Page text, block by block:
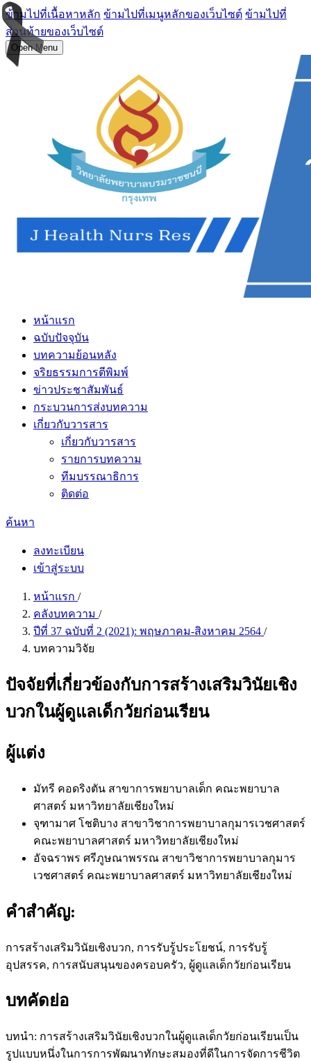
ข้ามไปที่เนื้อหาหลัก ข้ามไปที่เมนูหลักของเว็บไซต์ ข้ามไปที่
ส่วนท้ายของเว็บไซต์
Open Menu
หน้าแรก
ฉบับปัจจุบัน
บทความย้อนหลัง
จริยธรรมการตีพิมพ์
ข่าวประชาสัมพันธ์
กระบวนการส่งบทความ
เกี่ยวกับวารสาร
เกี่ยวกับวารสาร
รายการบทความ
ทีมบรรณาธิการ
ติดต่อ
ค้นหา
ลงทะเบียน
เข้าสู่ระบบ
หน้าแรก /
คลังบทความ /
ปีที่ 37 ฉบับที่ 2 (2021): พฤษภาคม-สิงหาคม 2564 /
บทความวิจัย
ปัจจัยที่เกี่ยวข้องกับการสร้างเสริมวินัยเชิง
บวกในผู้ดูแลเด็กวัยก่อนเรียน
ผู้แต่ง
มัทรี คอดริงตัน สาขาการพยาบาลเด็ก คณะพยาบาล
ศาสตร์ มหาวิทยาลัยเชียงใหม่
จุฑามาศ โชติบาง สาขาวิชาการพยาบาลกุมารเวชศาสตร์
คณะพยาบาลศาสตร์ มหาวิทยาลัยเชียงใหม่
อัจฉราพร ศรีภูษณาพรรณ สาขาวิชาการพยาบาลกุมาร
เวชศาสตร์ คณะพยาบาลศาสตร์ มหาวิทยาลัยเชียงใหม่
คำสำคัญ:
การสร้างเสริมวินัยเชิงบวก, การรับรู้ประโยชน์, การรับรู้
อุปสรรค, การสนับสนุนของครอบครัว, ผู้ดูแลเด็กวัยก่อนเรียน
บทคัดย่อ
บทนำ: การสร้างเสริมวินัยเชิงบวกในผู้ดูแลเด็กวัยก่อนเรียนเป็น
รูปแบบหนึ่งในการการพัฒนาทักษะสมองที่ดีในการจัดการชีวิต